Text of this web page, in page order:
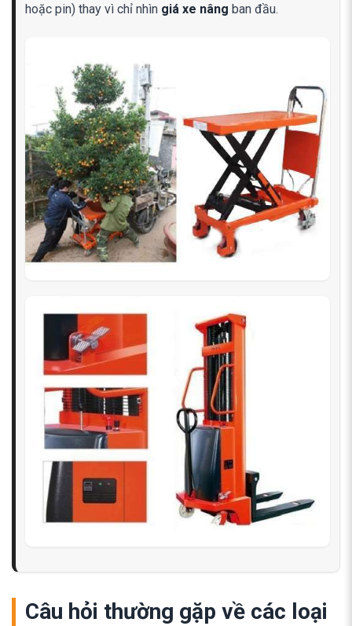
hoặc pin) thay vì chỉ nhìn giá xe nâng ban đầu.
Câu hỏi thường gặp về các loại